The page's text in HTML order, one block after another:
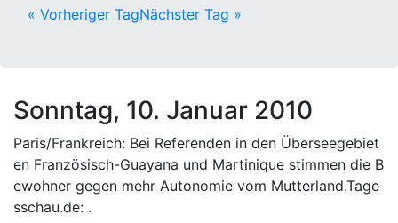
« Vorheriger TagNächster Tag »
Sonntag, 10. Januar 2010
Paris/Frankreich: Bei Referenden in den Überseegebiet
en Französisch-Guayana und Martinique stimmen die B
ewohner gegen mehr Autonomie vom Mutterland.Tage
sschau.de: .